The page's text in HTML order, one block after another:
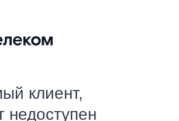
клиент,
недоступен